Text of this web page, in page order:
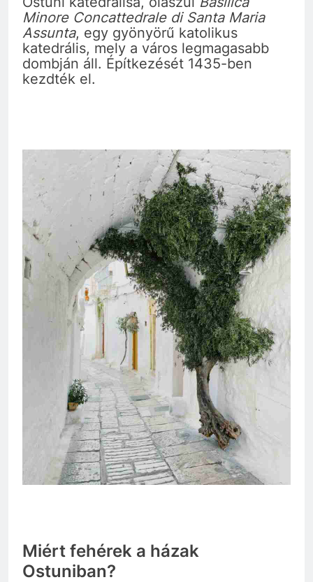
Minore Concattedrale di Santa Maria
Assunta, egy gyönyörű katolikus
katedrális, mely a város legmagasabb
dombján áll. Építkezését 1435-ben
kezdték el.
Miért fehérek a házak
Ostuniban?